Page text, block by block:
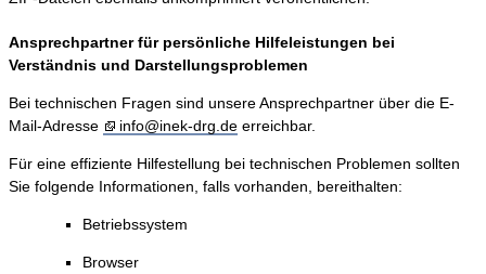
Ansprechpartner für persönliche Hilfeleistungen bei
Verständnis und Darstellungsproblemen
Bei technischen Fragen sind unsere Ansprechpartner über die E-
Mail-Adresse
info@inek-drg.de erreichbar.
Für eine effiziente Hilfestellung bei technischen Problemen sollten
Sie folgende Informationen, falls vorhanden, bereithalten:
Betriebssystem
Browser